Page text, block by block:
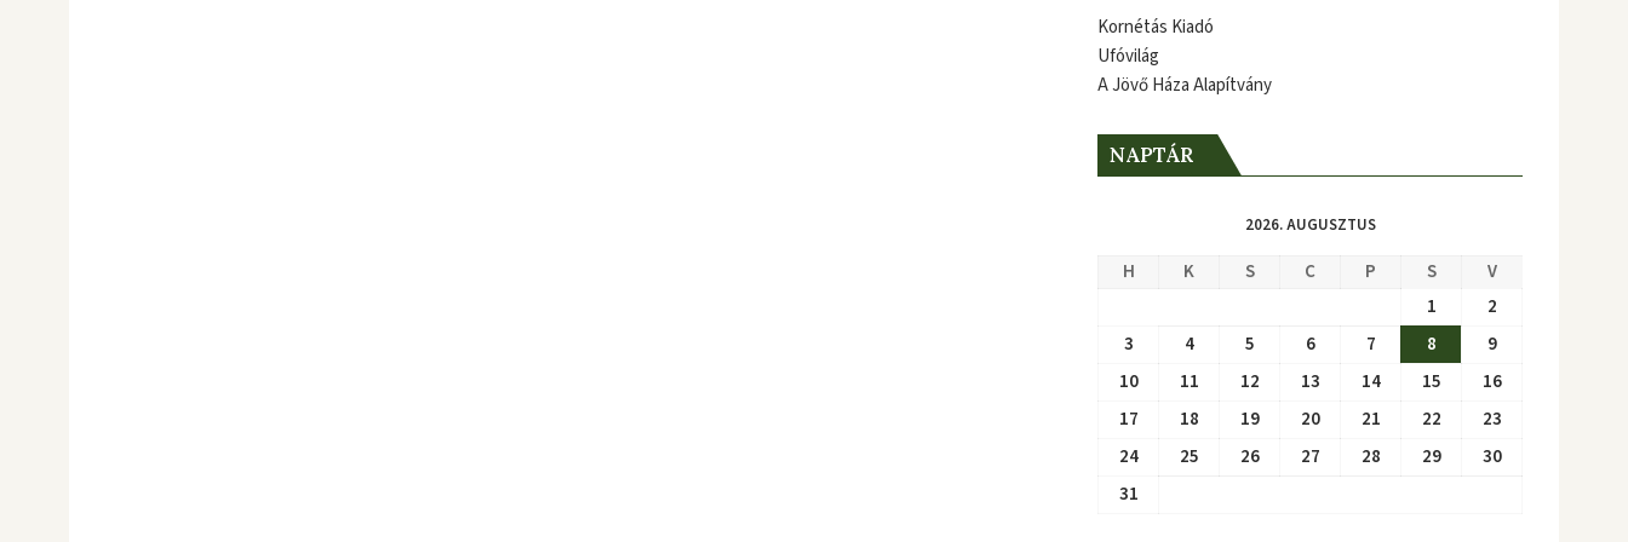
Kornétás Kiadó
Ufóvilág
A Jövő Háza Alapítvány
NAPTÁR
2026. AUGUSZTUS
H K S C P S
V
1
2
3
4 5 6 7 8
9
10
11 12 13 14 15
16
17
18 19 20 21 22
23
24
25 26 27 28 29
30
31